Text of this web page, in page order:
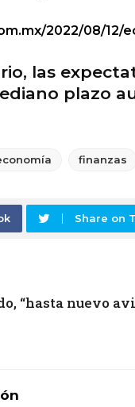
2022/08/12/
las
plazo
finanzas
Share on
“hasta nuevo